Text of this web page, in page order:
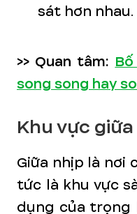
sát hơn nhau.
>> Quan tâm:
song song hay
Khu vực
Giữa nhịp là nơi
tức là khu vực
dụng của trọng